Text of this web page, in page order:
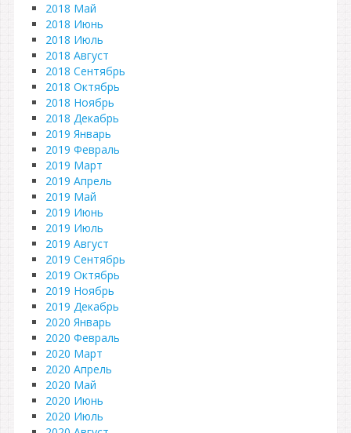
2018 Май
2018 Июнь
2018 Июль
2018 Август
2018 Сентябрь
2018 Октябрь
2018 Ноябрь
2018 Декабрь
2019 Январь
2019 Февраль
2019 Март
2019 Апрель
2019 Май
2019 Июнь
2019 Июль
2019 Август
2019 Сентябрь
2019 Октябрь
2019 Ноябрь
2019 Декабрь
2020 Январь
2020 Февраль
2020 Март
2020 Апрель
2020 Май
2020 Июнь
2020 Июль